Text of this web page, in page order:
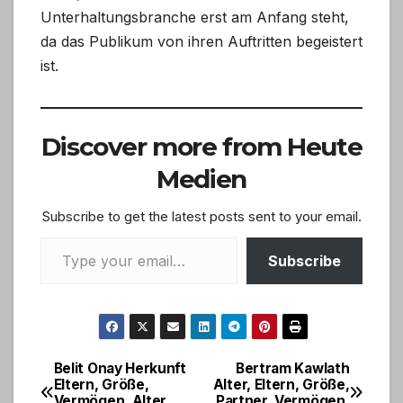
Unterhaltungsbranche erst am Anfang steht,
da das Publikum von ihren Auftritten begeistert
ist.
Discover more from Heute
Medien
Subscribe to get the latest posts sent to your email.
Subscribe
Post
Bertram Kawlath
Alter, Eltern, Größe,
Belit Onay Herkunft
Eltern, Größe,